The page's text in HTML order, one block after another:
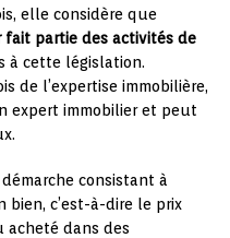
elle considère que
fait partie des activités de
à cette législation.
de l’expertise immobilière,
expert immobilier et peut
consistant à
bien, c’est-à-dire le prix
dans des